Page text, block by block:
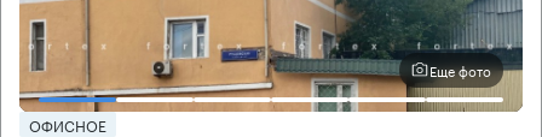
Еще фото
ОФИСНОЕ